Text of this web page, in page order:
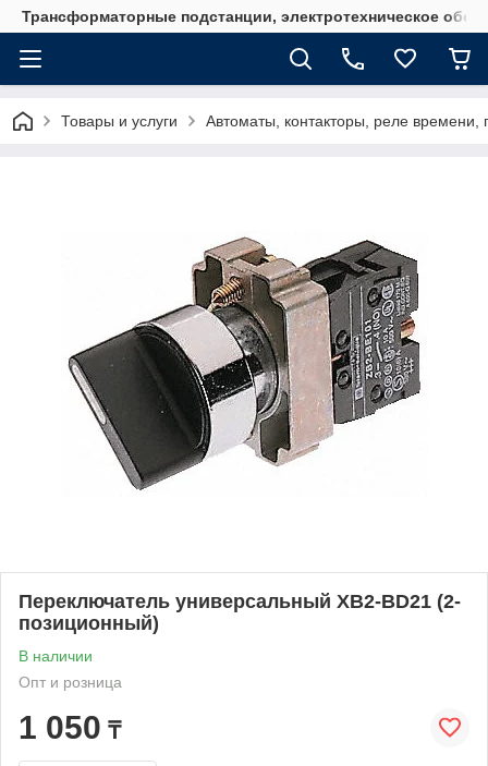
Трансформаторные подстанции, электротехническое
Товары и услуги Автоматы, контакторы, реле
Переключатель универсальный XB2-BD21 (2-
позиционный)
В наличии
Опт и розница
1 050 ₸